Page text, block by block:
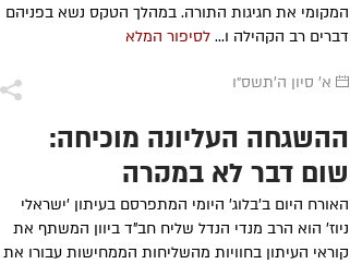
המקומי את חגיגות התורה. במהלך הטקס נשא בפניהם
דברים רב הקהילה ו... לסיפור המלא
א' סיון ה׳תשס״ו
ההשגחה העליונה מוכיחה:
שום דבר לא במקרה
האורח היום ב'בלוג' היומי המתפרסם בעיתון 'ישראלי
ניוז' הוא הרב מנדי הנדל שליח חב"ד ביוון המשתף את
קוראי העיתון בחוויות מהשליחות הממחישות עבורו את